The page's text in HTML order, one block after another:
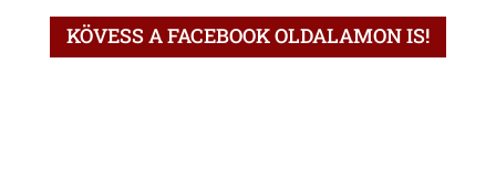
KÖVESS A FACEBOOK OLDALAMON IS!